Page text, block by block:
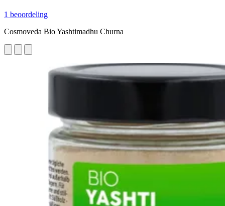
1 beoordeling
Cosmoveda Bio Yashtimadhu Churna